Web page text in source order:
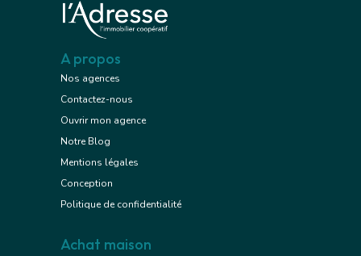
A propos
Nos agences
Contactez-nous
Ouvrir mon agence
Notre Blog
Mentions légales
Conception
Politique de confidentialité
Achat maison